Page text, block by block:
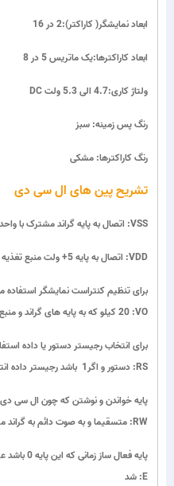
ابعاد نمایشگر( کاراکتر):2 در 16
ابعاد کاراکترها:یک ماتریس 5 در 8
DC ولتاژ کاری:4.7 الی 5.3 ولت
رنگ پس زمینه: سبز
رنگ کاراکترها: مشکی
تشریح پین های ال سی دی
اتصال به پایه گراند مشترک با :VSS
:VDD
برای تنظیم کنتراست نمایشگر
:VO
:RS
پایه خواندن و نوشتن که چون ال سی
:RW
پایه
:E